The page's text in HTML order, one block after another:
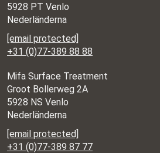
5928 PT Venlo
Nederländerna
[email protected]
+31 (0)77-389 88 88
Mifa Surface Treatment
Groot Bollerweg 2A
5928 NS Venlo
Nederländerna
[email protected]
+31 (0)77-389 87 77